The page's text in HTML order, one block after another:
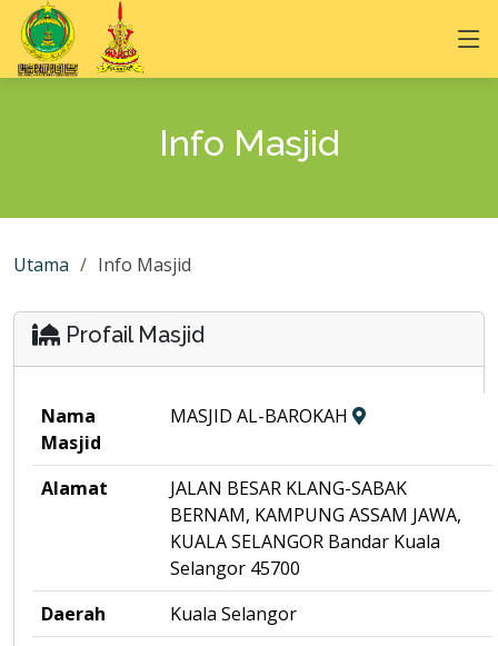
Info Masjid
Utama Info Masjid
Profail Masjid
Nama
Masjid
MASJID AL-BAROKAH
Alamat
JALAN BESAR KLANG-SABAK
BERNAM, KAMPUNG ASSAM JAWA,
KUALA SELANGOR Bandar Kuala
Selangor 45700
Daerah
Kuala Selangor